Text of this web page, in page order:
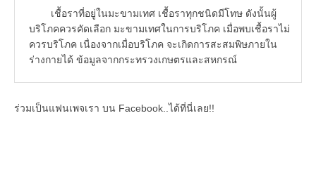
เชื้อราที่อยู่ในมะขามเทศ เชื้อราทุกชนิดมีโทษ ดังนั้นผู้
บริโภคควรคัดเลือก มะขามเทศในการบริโภค เมื่อพบเชื้อราไม่
ควรบริโภค เนื่องจากเมื่อบริโภค จะเกิดการสะสมพิษภายใน
ร่างกายได้ ข้อมูลจากกระทรวงเกษตรและสหกรณ์
ร่วมเป็นแฟนเพจเรา บน Facebook..ได้ที่นี่เลย!!